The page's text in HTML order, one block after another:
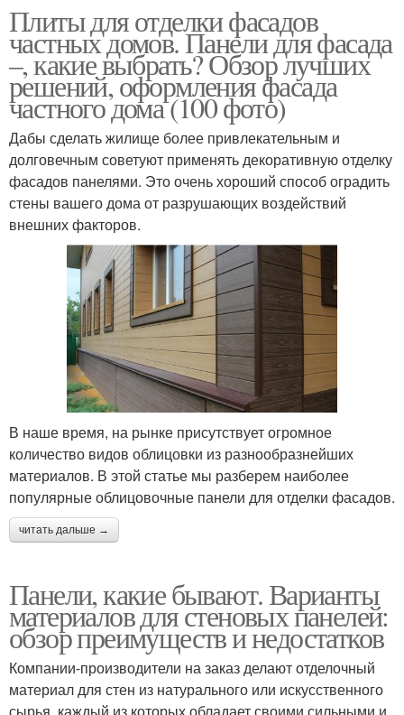
Плиты для отделки фасадов
частных домов. Панели для фасада
–, какие выбрать? Обзор лучших
решений, оформления фасада
частного дома (100 фото)
Дабы сделать жилище более привлекательным и
долговечным советуют применять декоративную отделку
фасадов панелями. Это очень хороший способ оградить
стены вашего дома от разрушающих воздействий
внешних факторов.
В наше время, на рынке присутствует огромное
количество видов облицовки из разнообразнейших
материалов. В этой статье мы разберем наиболее
популярные облицовочные панели для отделки фасадов.
читать дальше →
Панели, какие бывают. Варианты
материалов для стеновых панелей:
обзор преимуществ и недостатков
Компании-производители на заказ делают отделочный
материал для стен из натурального или искусственного